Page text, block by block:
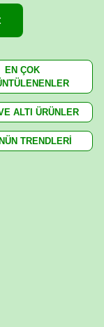
EN ÇOK
ALTI ÜRÜNLER
TRENDLERİ